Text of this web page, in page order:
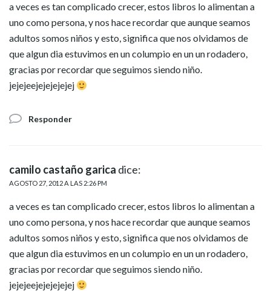
a veces es tan complicado crecer, estos libros lo alimentan a
uno como persona, y nos hace recordar que aunque seamos
adultos somos niños y esto, significa que nos olvidamos de
que algun dia estuvimos en un columpio en un un rodadero,
gracias por recordar que seguimos siendo niño.
jejejeejejejejejej
Responder
camilo castaño garica dice:
AGOSTO 27, 2012 A LAS 2:26 PM
a veces es tan complicado crecer, estos libros lo alimentan a
uno como persona, y nos hace recordar que aunque seamos
adultos somos niños y esto, significa que nos olvidamos de
que algun dia estuvimos en un columpio en un un rodadero,
gracias por recordar que seguimos siendo niño.
jejejeejejejejejej